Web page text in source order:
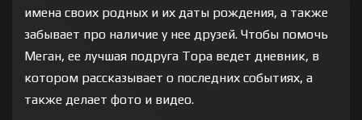
имена своих родных и их даты рождения, а также
забывает про наличие у нее друзей. Чтобы помочь
Меган, ее лучшая подруга Тора ведет дневник, в
котором рассказывает о последних событиях, а
также делает фото и видео.